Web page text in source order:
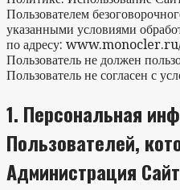
Пользователем
указанными условиями
по адресу:
Пользователь не должен
Пользователь не согласен с
1. Персональная
Пользователей,
Администрация